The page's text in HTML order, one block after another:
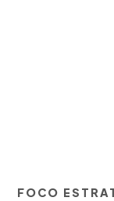
FOCO